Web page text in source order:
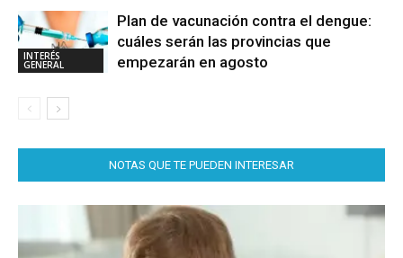
INTERÉS
GENERAL
Plan de vacunación contra el dengue:
cuáles serán las provincias que
empezarán en agosto
NOTAS QUE TE PUEDEN INTERESAR